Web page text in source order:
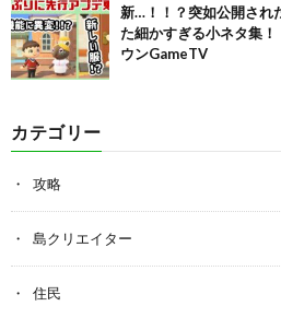
新…！！？突如公開され
た細かすぎる小ネタ集
ウンGameTV
カテゴリー
攻略
島クリエイター
住民